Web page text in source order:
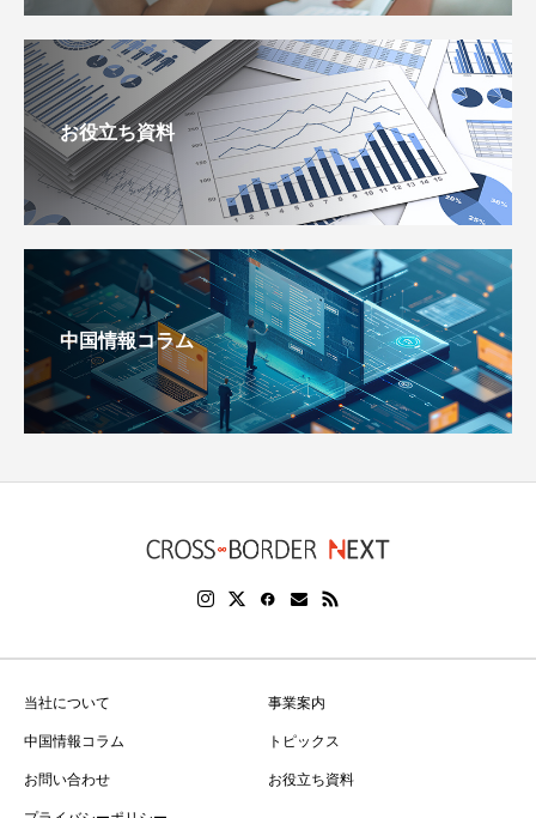
お役立ち資料
中国情報コラム
当社について 事業案内
中国情報コラム トピックス
お問い合わせ お役立ち資料